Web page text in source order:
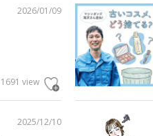
2026/01/09
1691 view
2025/12/10